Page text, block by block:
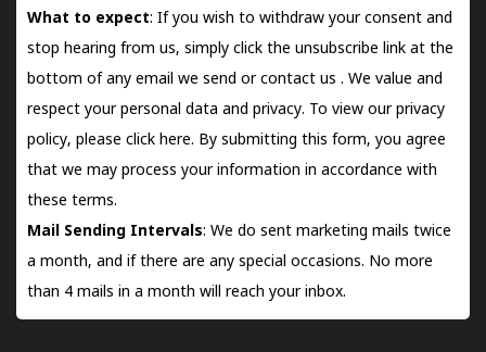
What to expect: If you wish to withdraw your consent and
stop hearing from us, simply click the unsubscribe link at the
bottom of any email we send orcontact us . We value and
respect your personal data and privacy. To view our privacy
policy, please click here. By submitting this form, you agree
that we may process your information in accordance with
these terms.
Mail Sending Intervals: We do sent marketing mails twice
a month, and if there are any special occasions. No more
than 4 mails in a month will reach your inbox.